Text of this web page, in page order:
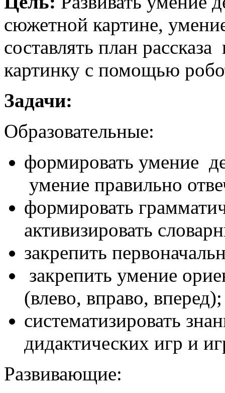
сюжетной картине,
составлять план
картинку с помощью
Задачи:
Образовательные:
формировать умение
умение правильно
формировать
активизировать
закрепить
закрепить умение
(влево, вправо, вперед);
систематизировать
дидактических игр и
Развивающие: